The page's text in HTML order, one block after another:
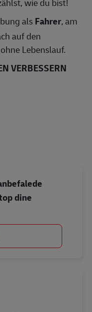
alsFahrer, am
auf den
Lebenslauf.
VERBESSERN
dine